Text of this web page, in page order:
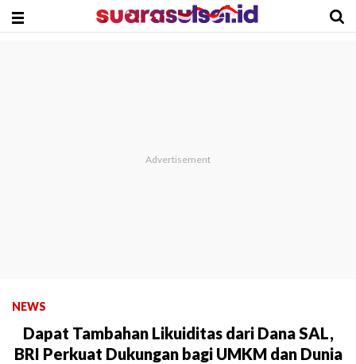
NEWS
Dapat Tambahan Likuiditas dari Dana SAL,
BRI Perkuat Dukungan bagi UMKM dan Dunia